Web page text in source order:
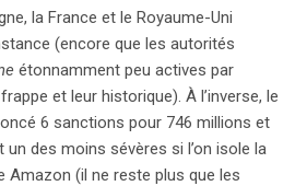
la France et le Royaume-Uni
(encore que les autorités
étonnamment peu actives par
et leur historique). À l’inverse, le
6 sanctions pour 746 millions et
des moins sévères si l’on isole la
Amazon (il ne reste plus que les